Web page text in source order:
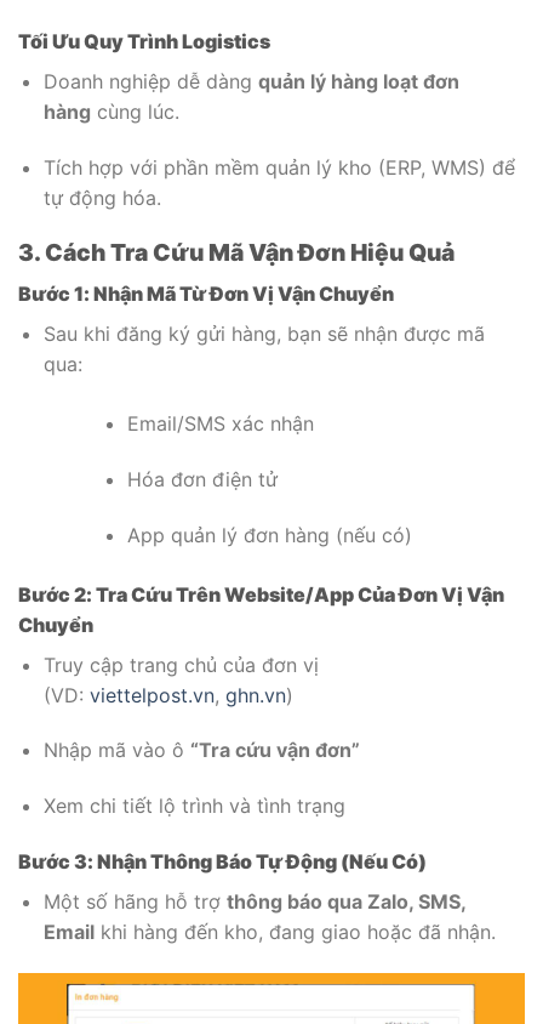
Tối Ưu Quy Trình Logistics
Doanh nghiệp dễ dàng quản lý hàng loạt đơn
hàng cùng lúc.
Tích hợp với phần mềm quản lý kho (ERP, WMS) để
tự động hóa.
3. Cách Tra Cứu Mã Vận Đơn Hiệu Quả
Bước 1: Nhận Mã Từ Đơn Vị Vận Chuyển
Sau khi đăng ký gửi hàng, bạn sẽ nhận được mã
qua:
Email/SMS xác nhận
Hóa đơn điện tử
App quản lý đơn hàng (nếu có)
Bước 2: Tra Cứu Trên Website/App Của Đơn Vị Vận
Chuyển
Truy cập trang chủ của đơn vị
(VD: viettelpost.vn, ghn.vn)
Nhập mã vào ô “Tra cứu vận đơn”
Xem chi tiết lộ trình và tình trạng
Bước 3: Nhận Thông Báo Tự Động (Nếu Có)
Một số hãng hỗ trợ thông báo qua Zalo, SMS,
Emailkhi hàng đến kho, đang giao hoặc đã nhận.